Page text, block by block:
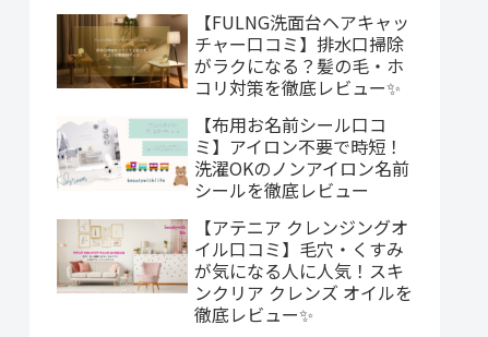
【FULNG洗面台ヘアキャッ
チャー口コミ】排水口掃除
がラクになる？髪の毛・ホ
コリ対策を徹底レビュー✨
【布用お名前シール口コ
ミ】アイロン不要で時短！
洗濯OKのノンアイロン名前
シールを徹底レビュー
【アテニア クレンジングオ
イル口コミ】毛穴・くすみ
が気になる人に人気！スキ
ンクリア クレンズ オイルを
徹底レビュー✨